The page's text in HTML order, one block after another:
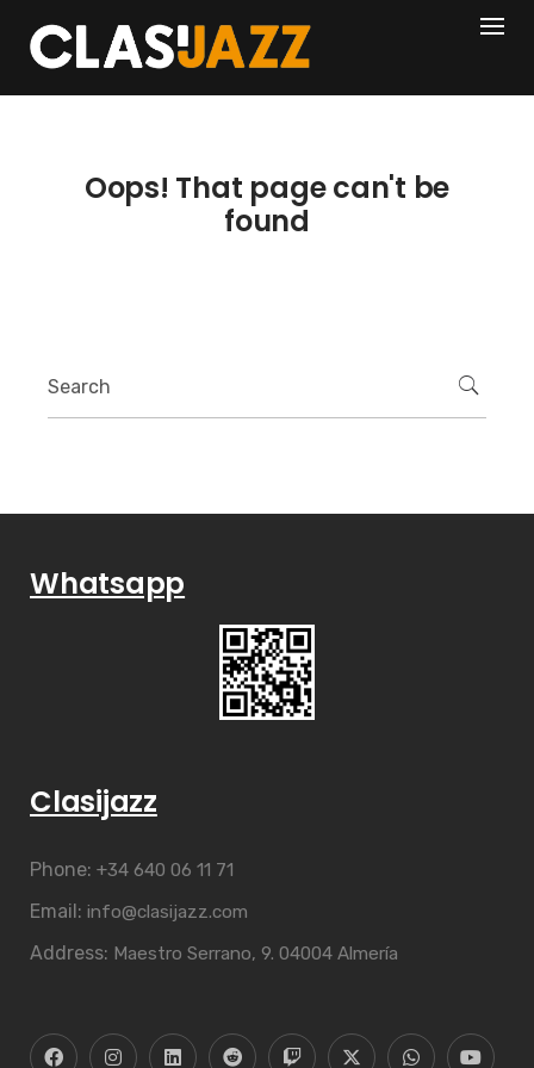
content
404
Oops! That page can't be
found
Whatsapp
Clasijazz
Phone: +34 640 06 11 71
Email: info@clasijazz.com
Address: Maestro Serrano, 9. 04004 Almería